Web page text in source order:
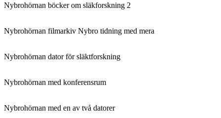
Nybrohörnan böcker om släkforskning 2
Nybrohörnan filmarkiv Nybro tidning med mera
Nybrohörnan dator för släktforskning
Nybrohörnan med konferensrum
Nybrohörnan med en av två datorer